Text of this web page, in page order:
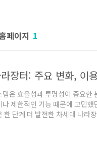
페이지 1
장터: 주요 변화, 이
은 효율성과 투명성이 중요한
나 제한적인 기능 때문에 고민
한 단계 더 발전한 차세대 나라
세대 나라장터의 주요 변화, 이